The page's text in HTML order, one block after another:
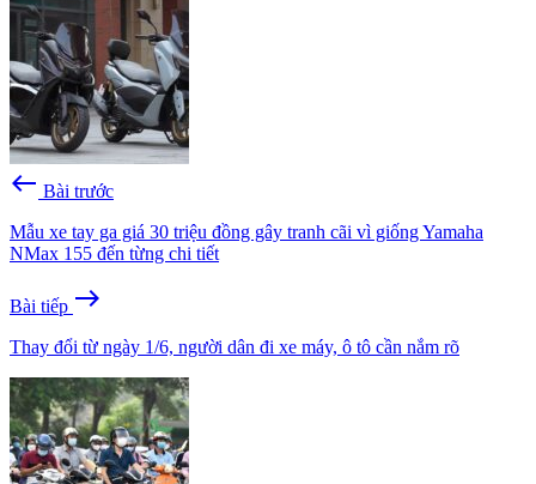
west Bài trước
Mẫu xe tay ga giá 30 triệu đồng gây tranh cãi vì giống Yamaha
NMax 155 đến từng chi tiết
Bài tiếp east
Thay đổi từ ngày 1/6, người dân đi xe máy, ô tô cần nắm rõ